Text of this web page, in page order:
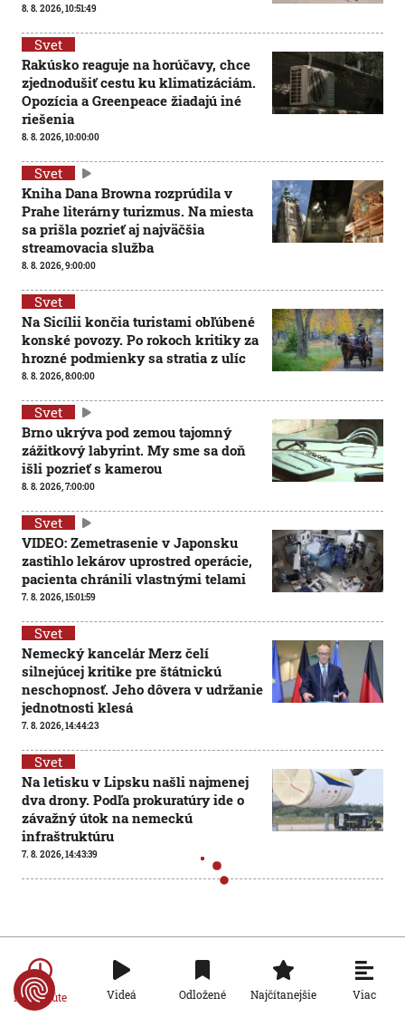
8. 8. 2026, 10:51:49
Svet
Rakúsko reaguje na horúčavy, chce
zjednodušiť cestu ku klimatizáciám.
Opozícia a Greenpeace žiadajú iné
riešenia
8. 8. 2026, 10:00:00
Svet
Kniha Dana Browna rozprúdila v
Prahe literárny turizmus. Na miesta
sa prišla pozrieť aj najväčšia
streamovacia služba
8. 8. 2026, 9:00:00
Svet
Na Sicílii končia turistami obľúbené
konské povozy. Po rokoch kritiky za
hrozné podmienky sa stratia z ulíc
8. 8. 2026, 8:00:00
Svet
Brno ukrýva pod zemou tajomný
zážitkový labyrint. My sme sa doň
išli pozrieť s kamerou
8. 8. 2026, 7:00:00
Svet
VIDEO: Zemetrasenie v Japonsku
zastihlo lekárov uprostred operácie,
pacienta chránili vlastnými telami
7. 8. 2026, 15:01:59
Svet
Nemecký kancelár Merz čelí
silnejúcej kritike pre štátnickú
neschopnosť. Jeho dôvera v udržanie
jednotnosti klesá
7. 8. 2026, 14:44:23
Svet
Na letisku v Lipsku našli najmenej
dva drony. Podľa prokuratúry ide o
závažný útok na nemeckú
infraštruktúru
7. 8. 2026, 14:43:39
7. 8. 2026, 13:15:11
Po minúte Videá Odložené Najčítanejšie Viac